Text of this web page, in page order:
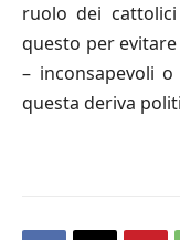
ruolo dei
questo per
– inconsapevoli
questa deriva